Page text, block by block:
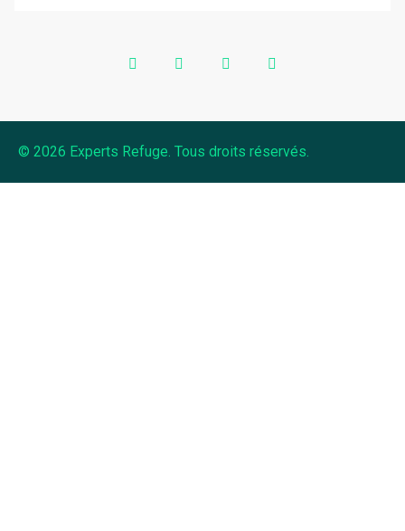
© 2026 Experts Refuge. Tous droits réservés.